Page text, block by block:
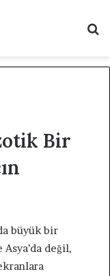
...
Bir
büyük bir
değil,